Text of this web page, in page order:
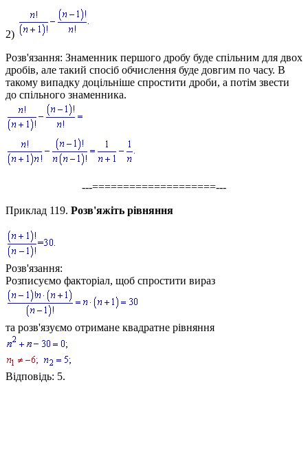
2)
Розв'язання: Знаменник першого дробу буде спільним для двох
дробів, але такий спосіб обчислення буде довгим по часу. В
такому випадку доцільніше спростити дроби, а потім звести
до спільного знаменника.
---====================---
Приклад 119. Розв'яжіть рівняння
Розв'язання:
Розписуємо факторіал, щоб спростити вираз
та розв'язуємо отримане квадратне рівняння
Відповідь: 5.